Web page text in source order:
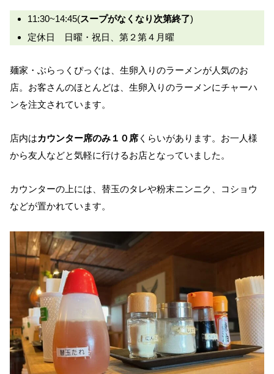
11:30~14:45(スープがなくなり次第終了)
定休日 日曜・祝日、第２第４月曜
麺家・ぶらっくぴっぐは、生卵入りのラーメンが人気のお
店。お客さんのほとんどは、生卵入りのラーメンにチャーハ
ンを注文されています。
店内はカウンター席のみ１０席 くらいがあります。お一人様
から友人などと気軽に行けるお店となっていました。
カウンターの上には、替玉のタレや粉末ニンニク、コショウ
などが置かれています。